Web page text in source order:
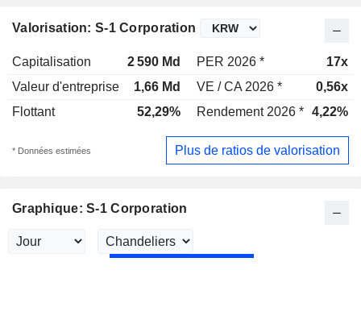
Valorisation: S-1 Corporation
Capitalisation 2 590 Md PER 2026 *
17x
Valeur d'entreprise
1,66 Md VE / CA 2026 *
0,56x
Flottant
52,29% Rendement 2026 * 4,22%
* Données estimées Plus de ratios de valorisation
Graphique: S-1 Corporation